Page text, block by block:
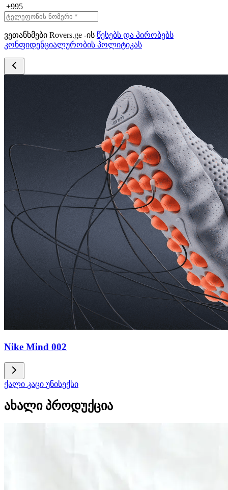
+995
ვეთანხმები Rovers.ge -ის წესებს და პირობებს
კონფიდენციალურობის პოლიტიკას
Nike Mind 002
ქალი კაცი უნისექსი
ახალი პროდუქცია